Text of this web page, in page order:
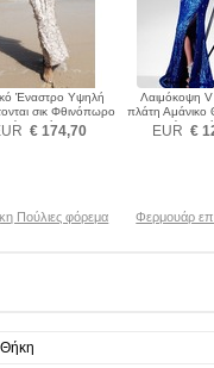
Έναστρο Υψηλή
σικ Φθινόπωρο
φόρεμα
€ 174,70
Λαιμόκοψη
πλάτη Αμάνικο
Πούλιες
EUR €
Πούλιες φόρεμα Φερμουάρ
Θήκη